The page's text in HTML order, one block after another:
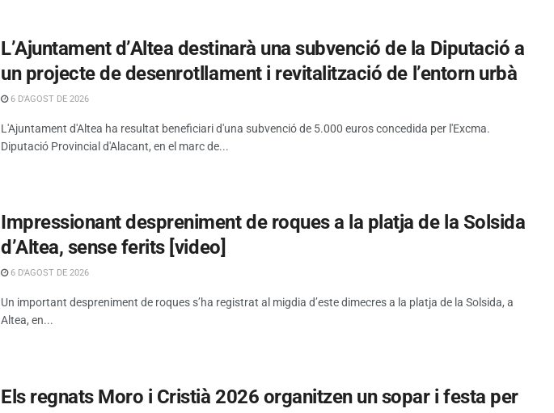
L’Ajuntament d’Altea destinarà una subvenció de la Diputació a
un projecte de desenrotllament i revitalització de l’entorn urbà
6 D'AGOST DE 2026
L'Ajuntament d'Altea ha resultat beneficiari d'una subvenció de 5.000 euros concedida per l'Excma.
Diputació Provincial d'Alacant, en el marc de...
Impressionant despreniment de roques a la platja de la Solsida
d’Altea, sense ferits [video]
6 D'AGOST DE 2026
Un important despreniment de roques s’ha registrat al migdia d’este dimecres a la platja de la Solsida, a
Altea, en...
Els regnats Moro i Cristià 2026 organitzen un sopar i festa per